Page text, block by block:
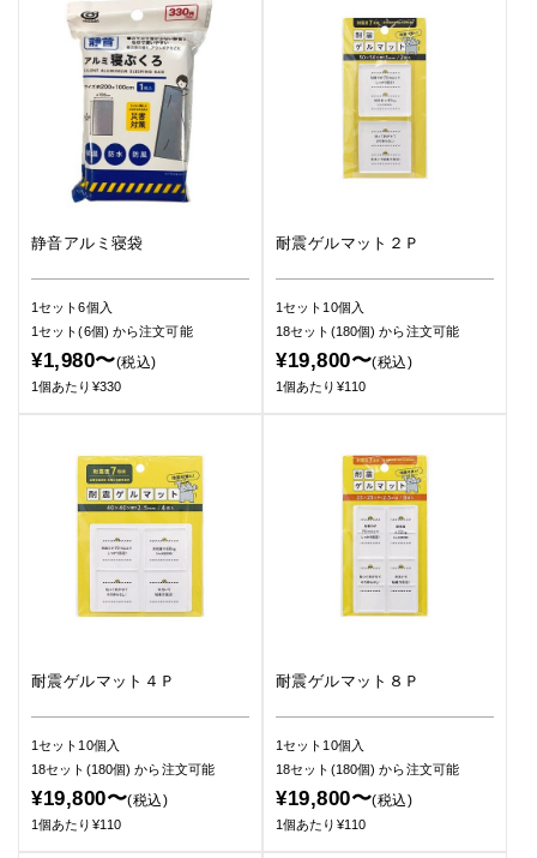
静音アルミ寝袋
1セット6個入
1セット(6個) から注文可能
¥1,980〜(税込)
1個あたり¥330
耐震ゲルマット２Ｐ
1セット10個入
18セット(180個)から注文可能
¥19,800〜(税込)
1個あたり¥110
耐震ゲルマット４Ｐ
1セット10個入
18セット(180個)から注文可能
¥19,800〜(税込)
1個あたり¥110
耐震ゲルマット８Ｐ
1セット10個入
18セット(180個)から注文可能
¥19,800〜(税込)
1個あたり¥110